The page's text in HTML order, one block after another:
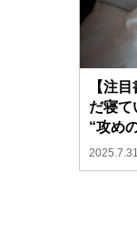
【注
だ寝て
“攻め
2025.7.31